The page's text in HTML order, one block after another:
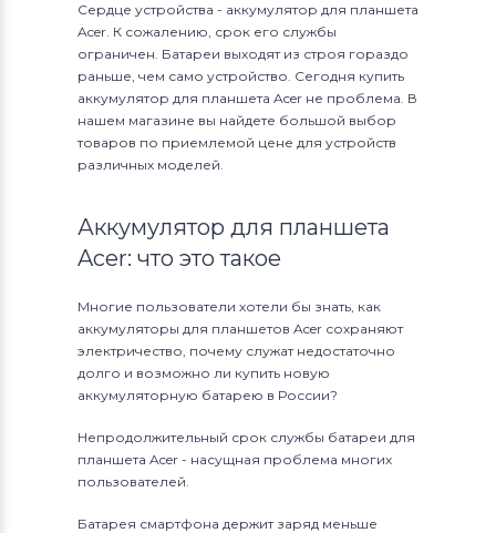
Сердце устройства - аккумулятор для планшета
Acer. К сожалению, срок его службы
ограничен. Батареи выходят из строя гораздо
раньше, чем само устройство. Сегодня купить
аккумулятор для планшета Acer не проблема. В
нашем магазине вы найдете большой выбор
товаров по приемлемой цене для устройств
различных моделей.
Аккумулятор для планшета
Acer: что это такое
Многие пользователи хотели бы знать, как
аккумуляторы для планшетов Acer сохраняют
электричество, почему служат недостаточно
долго и возможно ли купить новую
аккумуляторную батарею в России?
Непродолжительный срок службы батареи для
планшета Acer - насущная проблема многих
пользователей.
Батарея смартфона держит заряд меньше